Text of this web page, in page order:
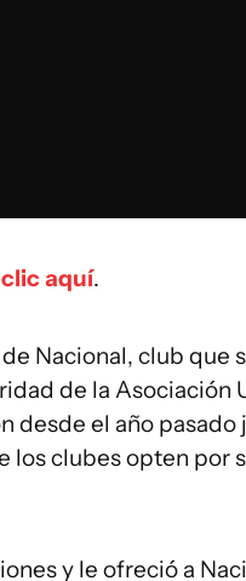
clic aquí.
Nacional, club que
de la Asociación
el año pasado
los clubes opten por
y le ofreció a